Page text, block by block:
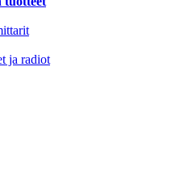
ja radiot